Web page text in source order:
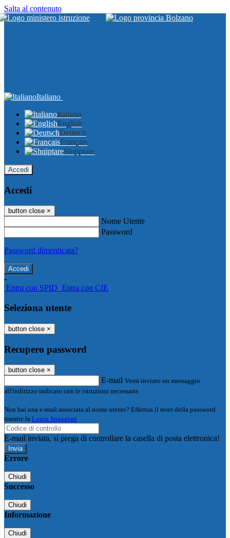
Salta al contenuto
Italiano
Italiano
English
Deutsch
Français
Shqiptare
Accedi
Accedi
button close ×
Nome Utente
Password
Password dimenticata?
-
Entra con SPID Entra con CIE
Seleziona utente
button close ×
Recupero password
button close ×
E-mail Verrà inviato un messaggio
all'indirizzo indicato con le istruzioni necessarie.
Non hai una e-mail associata al nome utente? Effettua il reset della password
tramite la Login Spaggiari
E-mail inviata, si prega di controllare la casella di posta elettronica!
Errore
Chiudi
Successo
Chiudi
Informazione
Chiudi